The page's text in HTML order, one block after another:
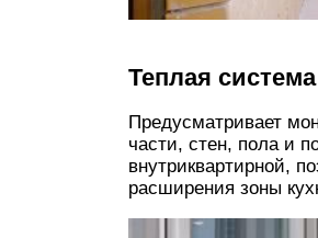
Теплая система
Предусматривает
части, стен, пола и
внутриквартирной,
расширения зоны